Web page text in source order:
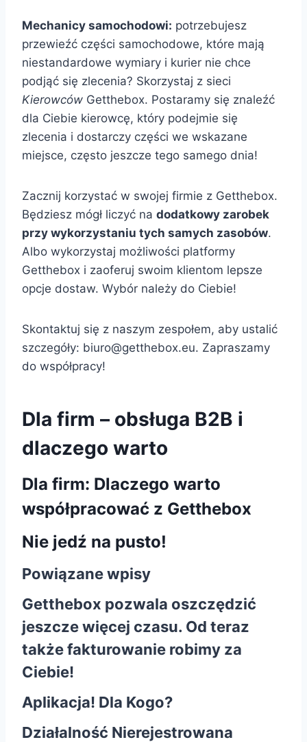
Mechanicy samochodowi: potrzebujesz
przewieźć części samochodowe, które mają
niestandardowe wymiary i kurier nie chce
podjąć się zlecenia? Skorzystaj z sieci
Kierowców Getthebox. Postaramy się znaleźć
dla Ciebie kierowcę, który podejmie się
zlecenia i dostarczy części we wskazane
miejsce, często jeszcze tego samego dnia!
Zacznij korzystać w swojej firmie z Getthebox.
Będziesz mógł liczyć na dodatkowy zarobek
przy wykorzystaniu tych samych zasobów.
Albo wykorzystaj możliwości platformy
Getthebox i zaoferuj swoim klientom lepsze
opcje dostaw. Wybór należy do Ciebie!
Skontaktuj się z naszym zespołem, aby ustalić
szczegóły: biuro@getthebox.eu. Zapraszamy
do współpracy!
Dla firm – obsługa B2B i
dlaczego warto
Dla firm: Dlaczego warto
współpracować z Getthebox
Nie jedź na pusto!
Powiązane wpisy
Getthebox pozwala oszczędzić
jeszcze więcej czasu. Od teraz
także fakturowanie robimy za
Ciebie!
Aplikacja! Dla Kogo?
Działalność Nierejestrowana